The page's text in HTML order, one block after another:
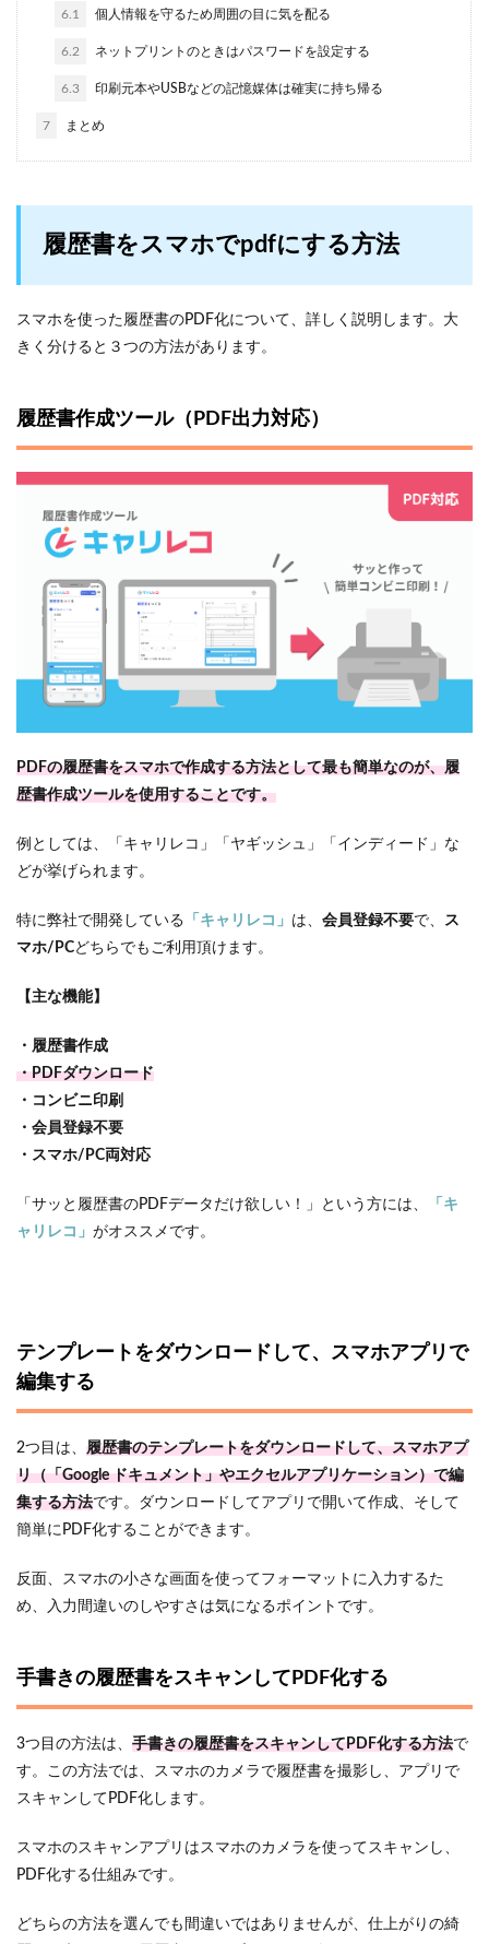
6.1 個人情報を守るため周囲の目に気を配る
6.2 ネットプリントのときはパスワードを設定する
6.3 印刷元本やUSBなどの記憶媒体は確実に持ち帰る
7 まとめ
履歴書をスマホでpdfにする方法
スマホを使った履歴書のPDF化について、詳しく説明します。大
きく分けると３つの方法があります。
履歴書作成ツール（PDF出力対応）
PDFの履歴書をスマホで作成する方法として最も簡単なのが、履
歴書作成ツールを使用することです。
例としては、「キャリレコ」「ヤギッシュ」「インディード」な
どが挙げられます。
特に弊社で開発している 「キャリレコ」 は、 会員登録不要で、
ス
マホ/PCどちらでもご利用頂けます。
【主な機能】
・履歴書作成
・PDFダウンロード
・コンビニ印刷
・会員登録不要
・スマホ/PC両対応
「サッと履歴書のPDFデータだけ欲しい！」という方には、
「キ
ャリレコ」 がオススメです。
テンプレートをダウンロードして、スマホアプリで
編集する
2つ目は、 履歴書のテンプレートをダウンロードして、スマホアプ
リ（「Google ドキュメント」やエクセルアプリケーション）で編
集する方法です。ダウンロードしてアプリで開いて作成、そして
簡単にPDF化することができます。
反面、スマホの小さな画面を使ってフォーマットに入力するた
め、入力間違いのしやすさは気になるポイントです。
手書きの履歴書をスキャンしてPDF化する
3つ目の方法は、 手書きの履歴書をスキャンしてPDF化する方法で
す。この方法では、スマホのカメラで履歴書を撮影し、アプリで
スキャンしてPDF化します。
スマホのスキャンアプリはスマホのカメラを使ってスキャンし、
PDF化する仕組みです。
どちらの方法を選んでも間違いではありませんが、仕上がりの綺